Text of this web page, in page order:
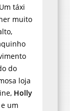
táxi
muito
do
loja
Holly
um